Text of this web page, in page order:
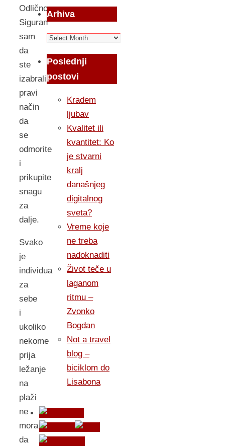
Odlično.
Siguran
sam
da
ste
izabrali
pravi
način
da
se
odmorite
i
prikupite
snagu
za
dalje.
Svako
je
individua
za
sebe
i
ukoliko
nekome
prija
ležanje
na
plaži
ne
mora
da
Arhiva
Arhiva
Poslednji
postovi
Kradem
ljubav
Kvalitet ili
kvantitet: Ko
je stvarni
kralj
današnjeg
digitalnog
sveta?
Vreme koje
ne treba
nadoknaditi
Život teče u
laganom
ritmu –
Zvonko
Bogdan
Not a travel
blog –
biciklom do
Lisabona